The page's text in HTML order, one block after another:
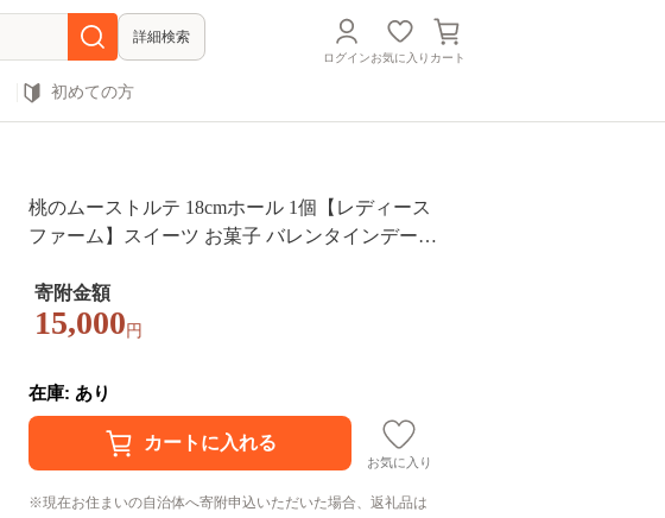
詳細検索
ログインお気に入り カート
初めての方
桃のムーストルテ 18cmホール 1個【レディース
ファーム】スイーツ お菓子 バレンタインデー
贈り物 贈答用 グルメ ギフト 故郷 秋田 あきた
鹿角市 鹿角 送料無料
寄附金額
15,000 円
在庫: あり
お気に入り
現在お住まいの自治体へ寄附申込いただいた場合、返礼品は